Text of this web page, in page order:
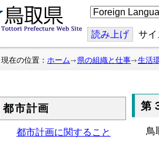
こ
の
ジ
を
翻
読み上げ サ
現在の位置： ホーム 県の組織と仕事 生活
都市計画
都市計画に関すること
第
鳥